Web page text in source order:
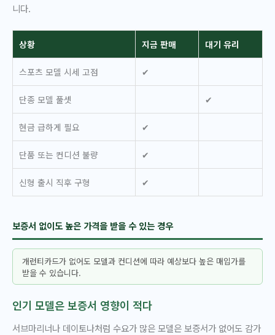
니다.
상황 지금 판매 대기 유리
스포츠 모델 시세 고점 ✔
단종 모델 풀셋 ✔
현금 급하게 필요 ✔
단품 또는 컨디션 불량 ✔
신형 출시 직후 구형 ✔
보증서 없이도 높은 가격을 받을 수 있는 경우
개런티카드가 없어도 모델과 컨디션에 따라 예상보다 높은 매입가를
받을 수 있습니다.
인기 모델은 보증서 영향이 적다
서브마리너나 데이토나처럼 수요가 많은 모델은 보증서가 없어도 감가